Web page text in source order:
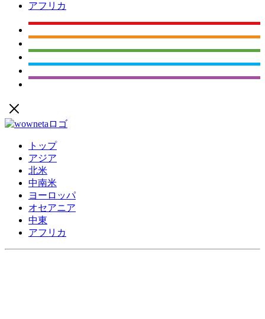
アフリカ
トップ
アジア
北米
中南米
ヨーロッパ
オセアニア
中東
アフリカ